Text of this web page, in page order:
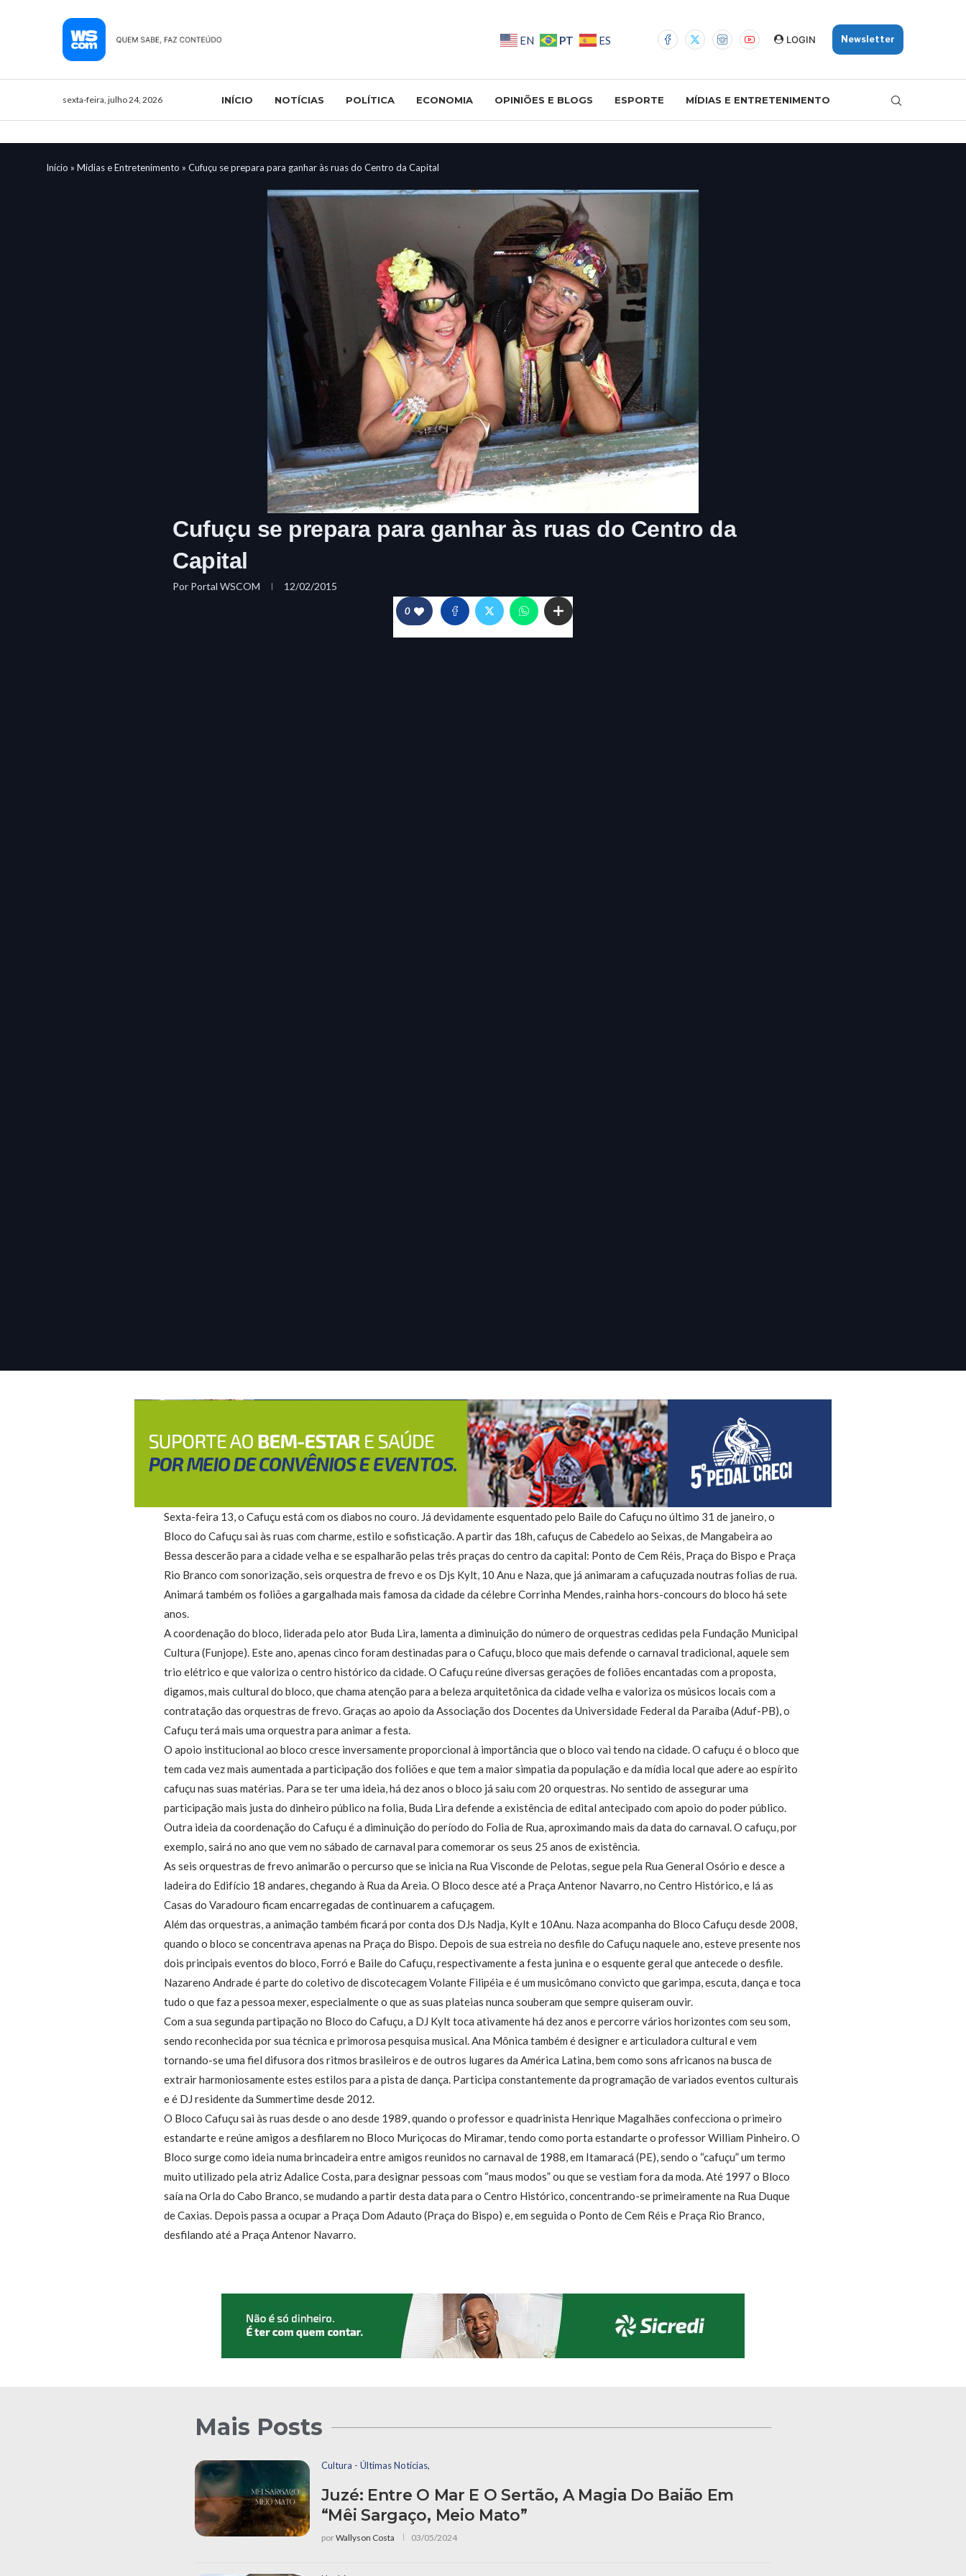
EN PT ES LOGIN Newsletter
sexta-feira, julho 24, 2026 INÍCIO NOTÍCIAS POLÍTICA ECONOMIA OPINIÕES E BLOGS ESPORTE MÍDIAS E ENTRETENIMENTO
Início » Mídias e Entretenimento » Cufuçu se prepara para ganhar às ruas do Centro da Capital
Cufuçu se prepara para ganhar às ruas do Centro da
Capital
Por Portal WSCOM 12/02/2015
0
Sexta-feira 13, o Cafuçu está com os diabos no couro. Já devidamente esquentado pelo Baile do Cafuçu no último 31 de janeiro, o
Bloco do Cafuçu sai às ruas com charme, estilo e sofisticação. A partir das 18h, cafuçus de Cabedelo ao Seixas, de Mangabeira ao
Bessa descerão para a cidade velha e se espalharão pelas três praças do centro da capital: Ponto de Cem Réis, Praça do Bispo e Praça
Rio Branco com sonorização, seis orquestra de frevo e os Djs Kylt, 10 Anu e Naza, que já animaram a cafuçuzada noutras folias de rua.
Animará também os foliões a gargalhada mais famosa da cidade da célebre Corrinha Mendes, rainha hors-concours do bloco há sete
anos.
A coordenação do bloco, liderada pelo ator Buda Lira, lamenta a diminuição do número de orquestras cedidas pela Fundação Municipal
Cultura (Funjope). Este ano, apenas cinco foram destinadas para o Cafuçu, bloco que mais defende o carnaval tradicional, aquele sem
trio elétrico e que valoriza o centro histórico da cidade. O Cafuçu reúne diversas gerações de foliões encantadas com a proposta,
digamos, mais cultural do bloco, que chama atenção para a beleza arquitetônica da cidade velha e valoriza os músicos locais com a
contratação das orquestras de frevo. Graças ao apoio da Associação dos Docentes da Universidade Federal da Paraíba (Aduf-PB), o
Cafuçu terá mais uma orquestra para animar a festa.
O apoio institucional ao bloco cresce inversamente proporcional à importância que o bloco vai tendo na cidade. O cafuçu é o bloco que
tem cada vez mais aumentada a participação dos foliões e que tem a maior simpatia da população e da mídia local que adere ao espírito
cafuçu nas suas matérias. Para se ter uma ideia, há dez anos o bloco já saiu com 20 orquestras. No sentido de assegurar uma
participação mais justa do dinheiro público na folia, Buda Lira defende a existência de edital antecipado com apoio do poder público.
Outra ideia da coordenação do Cafuçu é a diminuição do período do Folia de Rua, aproximando mais da data do carnaval. O cafuçu, por
exemplo, sairá no ano que vem no sábado de carnaval para comemorar os seus 25 anos de existência.
As seis orquestras de frevo animarão o percurso que se inicia na Rua Visconde de Pelotas, segue pela Rua General Osório e desce a
ladeira do Edifício 18 andares, chegando à Rua da Areia. O Bloco desce até a Praça Antenor Navarro, no Centro Histórico, e lá as
Casas do Varadouro ficam encarregadas de continuarem a cafuçagem.
Além das orquestras, a animação também ficará por conta dos DJs Nadja, Kylt e 10Anu. Naza acompanha do Bloco Cafuçu desde 2008,
quando o bloco se concentrava apenas na Praça do Bispo. Depois de sua estreia no desfile do Cafuçu naquele ano, esteve presente nos
dois principais eventos do bloco, Forró e Baile do Cafuçu, respectivamente a festa junina e o esquente geral que antecede o desfile.
Nazareno Andrade é parte do coletivo de discotecagem Volante Filipéia e é um musicômano convicto que garimpa, escuta, dança e toca
tudo o que faz a pessoa mexer, especialmente o que as suas plateias nunca souberam que sempre quiseram ouvir.
Com a sua segunda partipação no Bloco do Cafuçu, a DJ Kylt toca ativamente há dez anos e percorre vários horizontes com seu som,
sendo reconhecida por sua técnica e primorosa pesquisa musical. Ana Mônica também é designer e articuladora cultural e vem
tornando-se uma fiel difusora dos ritmos brasileiros e de outros lugares da América Latina, bem como sons africanos na busca de
extrair harmoniosamente estes estilos para a pista de dança. Participa constantemente da programação de variados eventos culturais
e é DJ residente da Summertime desde 2012.
O Bloco Cafuçu sai às ruas desde o ano desde 1989, quando o professor e quadrinista Henrique Magalhães confecciona o primeiro
estandarte e reúne amigos a desfilarem no Bloco Muriçocas do Miramar, tendo como porta estandarte o professor William Pinheiro. O
Bloco surge como ideia numa brincadeira entre amigos reunidos no carnaval de 1988, em Itamaracá (PE), sendo o “cafuçu” um termo
muito utilizado pela atriz Adalice Costa, para designar pessoas com “maus modos” ou que se vestiam fora da moda. Até 1997 o Bloco
saía na Orla do Cabo Branco, se mudando a partir desta data para o Centro Histórico, concentrando-se primeiramente na Rua Duque
de Caxias. Depois passa a ocupar a Praça Dom Adauto (Praça do Bispo) e, em seguida o Ponto de Cem Réis e Praça Rio Branco,
desfilando até a Praça Antenor Navarro.
Mais Posts
Cultura - Últimas Notícias,
Juzé: Entre O Mar E O Sertão, A Magia Do Baião Em
“Mêi Sargaço, Meio Mato”
porWallyson Costa 03/05/2024